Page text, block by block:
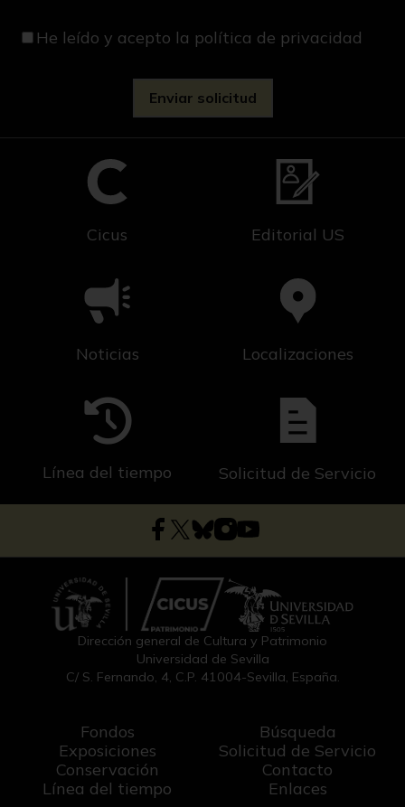
He leído y acepto la política de privacidad
Cicus Editorial US
Noticias Localizaciones
Línea del tiempo Solicitud de Servicio
Dirección general de Cultura y Patrimonio
Universidad de Sevilla
C/ S. Fernando, 4, C.P. 41004-Sevilla, España.
Fondos
Exposiciones
Conservación
Línea del tiempo
Búsqueda
Solicitud de Servicio
Contacto
Enlaces